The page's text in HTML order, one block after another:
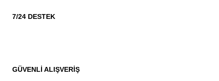
7/24 DESTEK
GÜVENLİ ALIŞVERİŞ